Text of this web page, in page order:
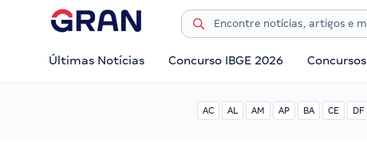
Últimas Notícias Concurso IBGE 2026 Concursos
AC AL AM AP BA CE DF